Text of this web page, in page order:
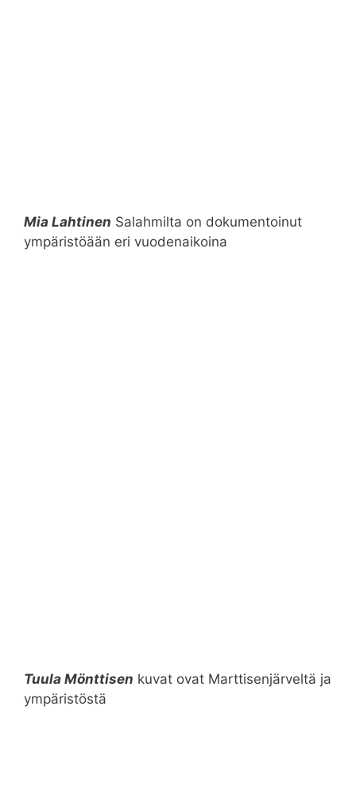
Mia Lahtinen Salahmilta on dokumentoinut
ympäristöään eri vuodenaikoina
Tuula Mönttisen kuvat ovat Marttisenjärveltä ja
ympäristöstä